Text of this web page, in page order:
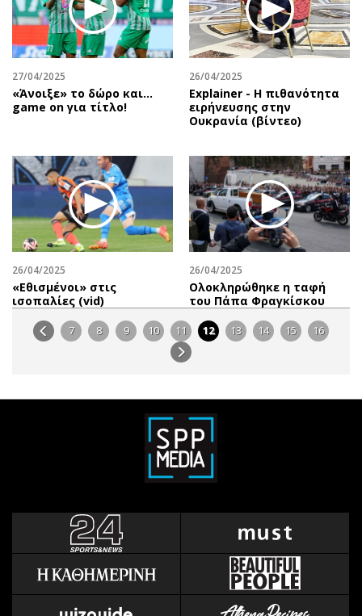
27/04/2025
«Άνοιξε» το δώρο και…
game on για τίτλο!
26/04/2025
Explainer - Η πιθανότητα
ειρήνευσης στην
Ουκρανία (βίντεο)
26/04/2025
«Εθισμένοι» στις
ισοπαλίες (vid)
26/04/2025
Ολοκληρώθηκε η ταφή
του Πάπα Φραγκίσκου
7 8 9 10 11 12 13 14 15 16